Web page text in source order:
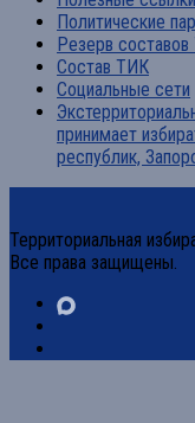
Политические
Резерв
Состав ТИК
Социальные сети
принимает
республик,
Территориальная
Все права защищены.